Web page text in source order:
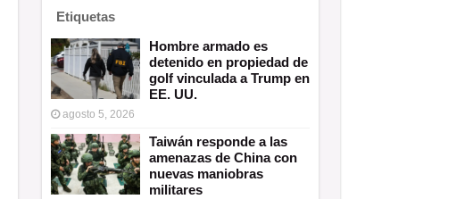
Etiquetas
Hombre armado es
detenido en propiedad de
golf vinculada a Trump en
EE. UU.
agosto 5, 2026
Taiwán responde a las
amenazas de China con
nuevas maniobras
militares